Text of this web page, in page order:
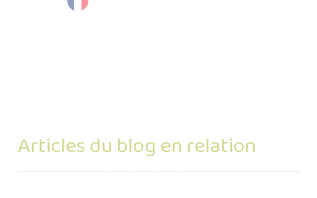
Articles du blog en relation